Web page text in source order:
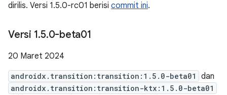
dirilis. Versi 1.5.0-rc01 berisi commit ini.
Versi 1.5.0-beta01
20 Maret 2024
androidx.transition:transition:1.5.0-beta01 dan
androidx.transition:transition-ktx:1.5.0-beta01